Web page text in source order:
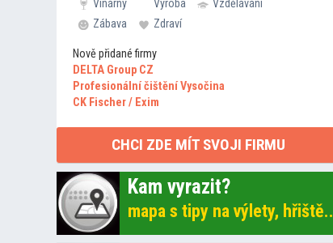
Vinárny
Výroba
Vzdělávání
Zábava
Zdraví
Nově přidané firmy
DELTA Group CZ
Profesionální čištění Vysočina
CK Fischer / Exim
CHCI ZDE MÍT SVOJI FIRMU
Kam vyrazit?
mapa s tipy na výlety, hřiště..